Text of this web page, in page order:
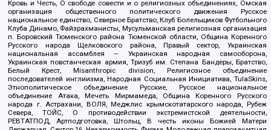
Кровь и Честь, О свободе совести и о религиозных объединениях, Омская
организация общественного политического движения Русское
национальное единство, Северное Братство, Клуб Болельщиков Футбольного
Клуба Динамо, Файзрахманисты, Мусульманская религиозная организация
п. Боровский Тюменского района Тюменской области, Община Коренного
Русского народа Щелковского района, Правый сектор, Украинская
национальная ассамблея – Украинская народная самооборона,
Украинская повстанческая армия, Тризуб им. Степана Бандеры, Братство,
Белый Крест, Misanthropic division, Религиозное объединение
последователей инглиизма, Народная Социальная Инициатива, TulaSkins,
Этнополитическое объединение Русские, Русское национальное
объединение Атака, Мечеть Мирмамеда, Община Коренного Русского
народа г. Астрахани, ВОЛЯ, Меджлис крымскотатарского народа, Рубеж
Севера, ТОЙС, О противодействии экстремистской деятельности,
РЕВТАТПОД, Артподготовка, Штольц, В честь иконы Божией Матери